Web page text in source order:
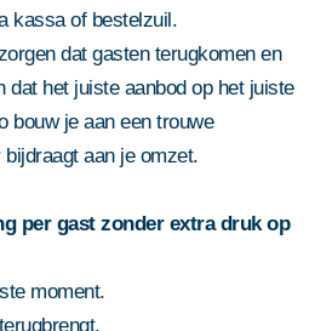
kassa of bestelzuil.
dat gasten terugkomen en
dat het juiste aanbod op het juiste
bouw je aan een trouwe
aan je omzet.
per gast zonder extra druk op
moment.